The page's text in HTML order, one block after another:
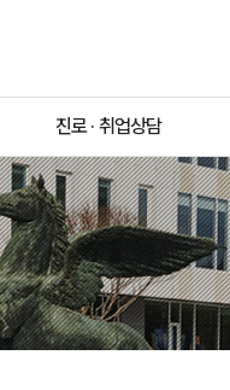
진로 · 취업상담